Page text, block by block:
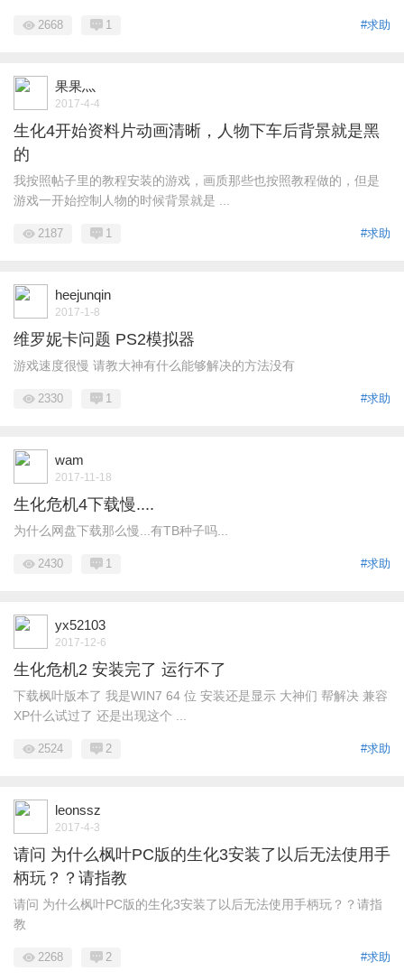
#求助
2668 1
果果灬
2017-4-4
生化4开始资料片动画清晰，人物下车后背景就是黑
的
我按照帖子里的教程安装的游戏，画质那些也按照教程做的，但是
游戏一开始控制人物的时候背景就是 ...
#求助
2187 1
heejunqin
2017-1-8
维罗妮卡问题 PS2模拟器
游戏速度很慢 请教大神有什么能够解决的方法没有
#求助
2330 1
wam
2017-11-18
生化危机4下载慢....
为什么网盘下载那么慢...有TB种子吗...
#求助
2430 1
yx52103
2017-12-6
生化危机2 安装完了 运行不了
下载枫叶版本了 我是WIN7 64 位 安装还是显示 大神们 帮解决 兼容
XP什么试过了 还是出现这个 ...
#求助
2524 2
leonssz
2017-4-3
请问 为什么枫叶PC版的生化3安装了以后无法使用手
柄玩？？请指教
请问 为什么枫叶PC版的生化3安装了以后无法使用手柄玩？？请指
教
#求助
2268 2